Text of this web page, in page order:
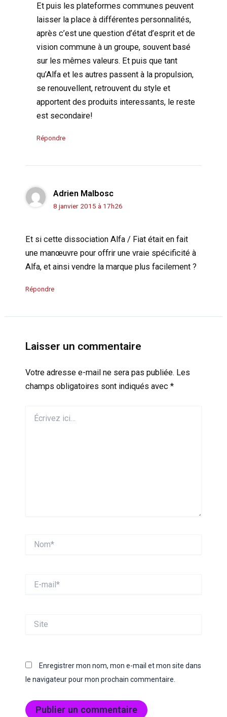
Et puis les plateformes communes peuvent
laisser la place à différentes personnalités,
après c’est une question d’état d’esprit et de
vision commune à un groupe, souvent basé
sur les mêmes valeurs. Et puis que tant
qu’Alfa et les autres passent à la propulsion,
se renouvellent, retrouvent du style et
apportent des produits interessants, le reste
est secondaire!
Répondre
Adrien Malbosc
8 janvier 2015 à 17h26
Et si cette dissociation Alfa / Fiat était en fait
une manœuvre pour offrir une vraie spécificité à
Alfa, et ainsi vendre la marque plus facilement ?
Répondre
Laisser un commentaire
Votre adresse e-mail ne sera pas publiée. Les
champs obligatoires sont indiqués avec *
ici…
mail*
Enregistrer mon nom, mon e-mail et mon site dans
le navigateur pour mon prochain commentaire.